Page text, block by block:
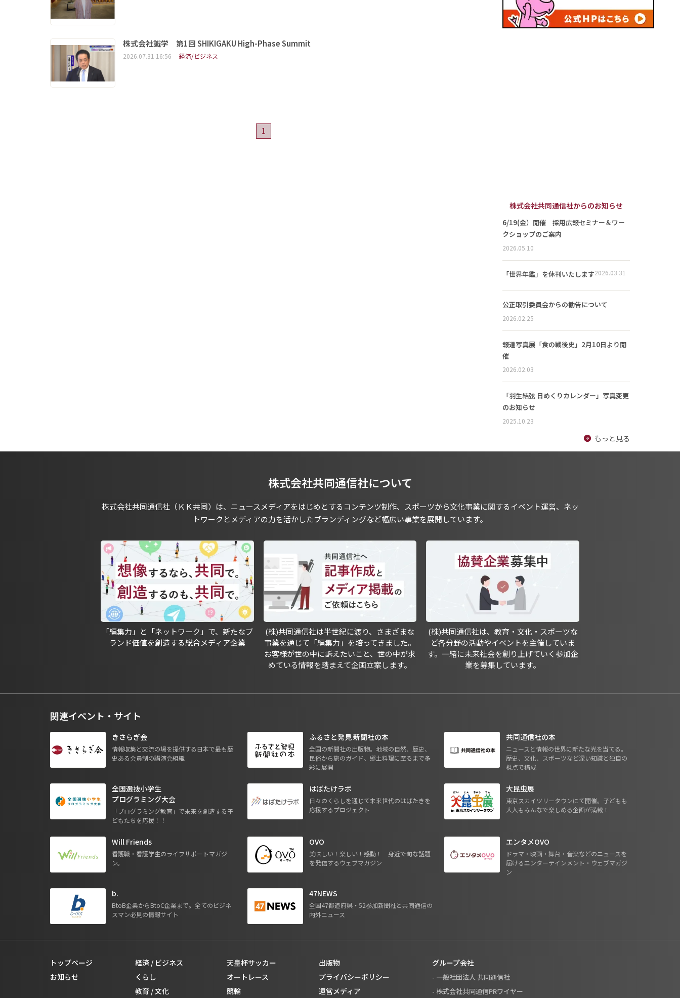
株式会社識学 第1回 SHIKIGAKU High-Phase Summit
2026.07.31 16:56 経済/ビジネス
1
株式会社共同通信社からのお知らせ
6/19(金）開催 採用広報セミナー＆ワー
クショップのご案内
2026.05.10
「世界年鑑」を休刊いたします2026.03.31
公正取引委員会からの勧告について
2026.02.25
報道写真展「食の戦後史」2月10日より開
催
2026.02.03
「羽生結弦 日めくりカレンダー」写真変更
のお知らせ
2025.10.23
もっと見る
株式会社共同通信社について
株式会社共同通信社（ＫＫ共同）は、ニュースメディアをはじめとするコンテンツ制作、スポーツから文化事業に関するイベント運営、ネッ
トワークとメディアの力を活かしたブランディングなど幅広い事業を展開しています。
「編集力」と「ネットワーク」で、新たなブ
ランド価値を創造する総合メディア企業
(株)共同通信社は半世紀に渡り、さまざまな
事業を通じて「編集力」を培ってきました。
お客様が世の中に訴えたいこと、世の中が求
めている情報を踏まえて企画立案します。
(株)共同通信社は、教育・文化・スポーツな
ど各分野の活動やイベントを主催していま
す。一緒に未来社会を創り上げていく参加企
業を募集しています。
関連イベント・サイト
きさらぎ会
情報収集と交流の場を提供する日本で最も歴
史ある会員制の講演会組織
ふるさと発見 新聞社の本
全国の新聞社の出版物。地域の自然、歴史、
民俗から旅のガイド、郷土料理に至るまで多
彩に展開
共同通信社の本
ニュースと情報の世界に新たな光を当てる。
歴史、文化、スポーツなど深い知識と独自の
視点で構成
全国選抜小学生
プログラミング大会
「プログラミング教育」で未来を創造する子
どもたちを応援！！
はばたけラボ
日々のくらしを通じて未来世代のはばたきを
応援するプロジェクト
大昆虫展
東京スカイツリータウンにて開催。子どもも
大人もみんなで楽しめる企画が満載！
Will Friends
看護職・看護学生のライフサポートマガジ
ン。
OVO
美味しい！楽しい！感動！ 身近で旬な話題
を発信するウェブマガジン
エンタメOVO
ドラマ・映画・舞台・音楽などのニュースを
届けるエンターテインメント・ウェブマガジ
ン
b.
BtoB企業からBtoC企業まで。全てのビジネ
スマン必見の情報サイト
47NEWS
全国47都道府県・52参加新聞社と共同通信の
内外ニュース
トップページ
お知らせ
経済 / ビジネス
くらし
教育 / 文化
天皇杯サッカー
オートレース
競輪
出版物
プライバシーポリシー
運営メディア
グループ会社
- 一般社団法人 共同通信社
- 株式会社共同通信PRワイヤー